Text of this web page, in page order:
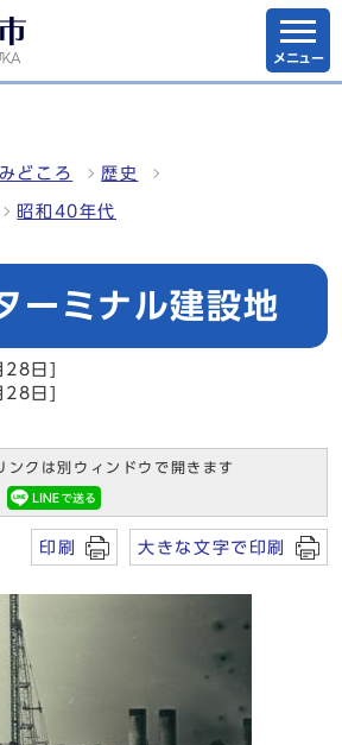
メニュー
どころ 歴史
昭和40年代
ーミナル建設地
28日]
28日]
ンクは別ウィンドウで開きます
印刷 大きな文字で印刷